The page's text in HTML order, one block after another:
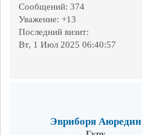
Сообщений: 374
Уважение: +13
Последний визит:
Вт, 1 Июл 2025 06:40:57
Эвриборя Аюредин